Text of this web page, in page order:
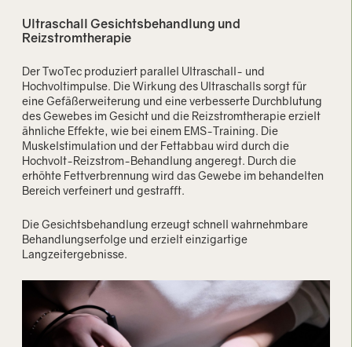
Ultraschall Gesichtsbehandlung und
Reizstromtherapie
Der TwoTec produziert parallel Ultraschall- und
Hochvoltimpulse. Die Wirkung des Ultraschalls sorgt für
eine Gefäßerweiterung und eine verbesserte Durchblutung
des Gewebes im Gesicht und die Reizstromtherapie erzielt
ähnliche Effekte, wie bei einem EMS-Training. Die
Muskelstimulation und der Fettabbau wird durch die
Hochvolt-Reizstrom-Behandlung angeregt. Durch die
erhöhte Fettverbrennung wird das Gewebe im behandelten
Bereich verfeinert und gestrafft.
Die Gesichtsbehandlung erzeugt schnell wahrnehmbare
Behandlungserfolge und erzielt einzigartige
Langzeitergebnisse.